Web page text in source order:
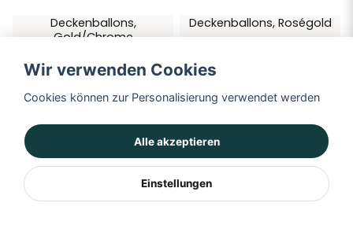
Deckenballons,
Gold/Chrome
€ 22,75
Deckenballons, Roségold
NEUHEIT
Wir verwenden Cookies
Cookies können zur Personalisierung verwendet werden
Alle akzeptieren
Einstellungen